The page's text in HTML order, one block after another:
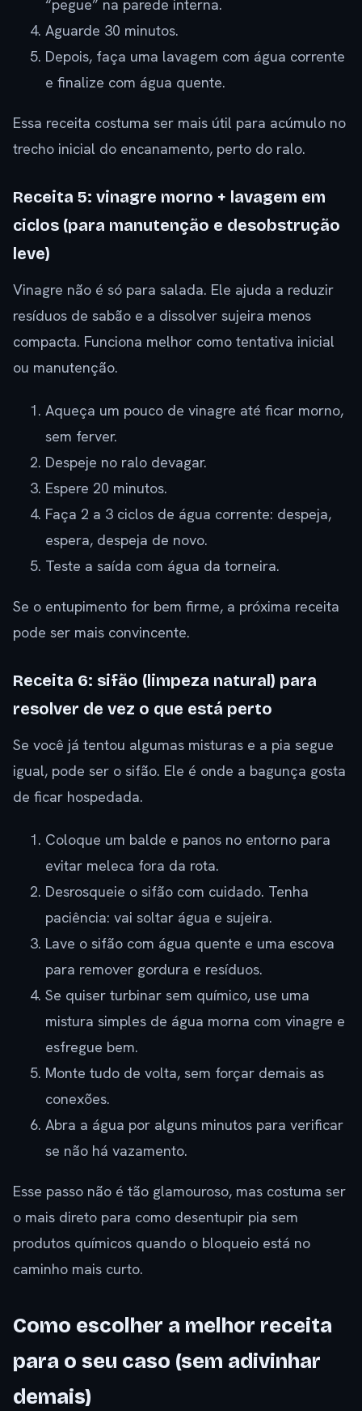
“pegue” na parede interna.
Aguarde 30 minutos.
Depois, faça uma lavagem com água corrente
e finalize com água quente.
Essa receita costuma ser mais útil para acúmulo no
trecho inicial do encanamento, perto do ralo.
Receita 5: vinagre morno + lavagem em
ciclos (para manutenção e desobstrução
leve)
Vinagre não é só para salada. Ele ajuda a reduzir
resíduos de sabão e a dissolver sujeira menos
compacta. Funciona melhor como tentativa inicial
ou manutenção.
Aqueça um pouco de vinagre até ficar morno,
sem ferver.
Despeje no ralo devagar.
Espere 20 minutos.
Faça 2 a 3 ciclos de água corrente: despeja,
espera, despeja de novo.
Teste a saída com água da torneira.
Se o entupimento for bem firme, a próxima receita
pode ser mais convincente.
Receita 6: sifão (limpeza natural) para
resolver de vez o que está perto
Se você já tentou algumas misturas e a pia segue
igual, pode ser o sifão. Ele é onde a bagunça gosta
de ficar hospedada.
Coloque um balde e panos no entorno para
evitar meleca fora da rota.
Desrosqueie o sifão com cuidado. Tenha
paciência: vai soltar água e sujeira.
Lave o sifão com água quente e uma escova
para remover gordura e resíduos.
Se quiser turbinar sem químico, use uma
mistura simples de água morna com vinagre e
esfregue bem.
Monte tudo de volta, sem forçar demais as
conexões.
Abra a água por alguns minutos para verificar
se não há vazamento.
Esse passo não é tão glamouroso, mas costuma ser
o mais direto para como desentupir pia sem
produtos químicos quando o bloqueio está no
caminho mais curto.
Como escolher a melhor receita
para o seu caso (sem adivinhar
demais)